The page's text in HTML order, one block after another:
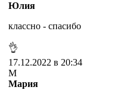
Юлия
классно - спасибо
👌
17.12.2022 в 20:34
М
Мария